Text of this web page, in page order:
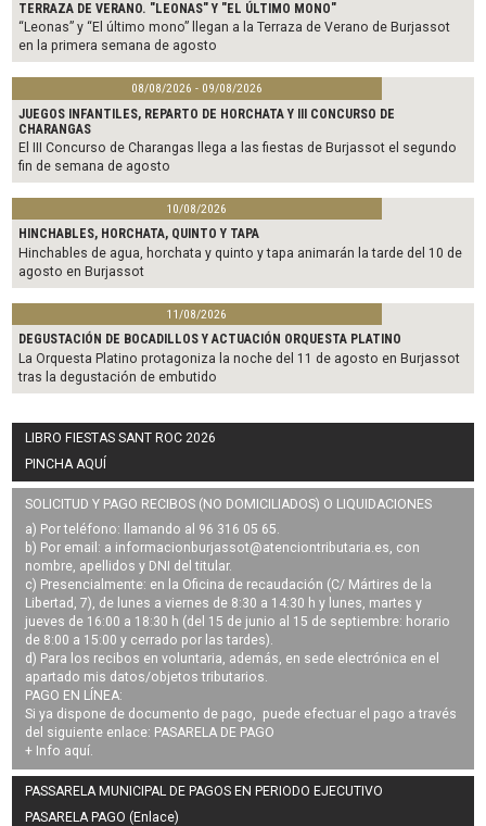
TERRAZA DE VERANO. "LEONAS" Y "EL ÚLTIMO MONO"
“Leonas” y “El último mono” llegan a la Terraza de Verano de Burjassot
en la primera semana de agosto
08/08/2026 - 09/08/2026
JUEGOS INFANTILES, REPARTO DE HORCHATA Y III CONCURSO DE
CHARANGAS
El III Concurso de Charangas llega a las fiestas de Burjassot el segundo
fin de semana de agosto
10/08/2026
HINCHABLES, HORCHATA, QUINTO Y TAPA
Hinchables de agua, horchata y quinto y tapa animarán la tarde del 10 de
agosto en Burjassot
11/08/2026
DEGUSTACIÓN DE BOCADILLOS Y ACTUACIÓN ORQUESTA PLATINO
La Orquesta Platino protagoniza la noche del 11 de agosto en Burjassot
tras la degustación de embutido
LIBRO FIESTAS SANT ROC 2026
PINCHA AQUÍ
SOLICITUD Y PAGO RECIBOS (NO DOMICILIADOS) O LIQUIDACIONES
a) Por teléfono: llamando al 96 316 05 65.
b) Por email: a informacionburjassot@atenciontributaria.es, con
nombre, apellidos y DNI del titular.
c) Presencialmente: en la Oficina de recaudación (C/ Mártires de la
Libertad, 7), de lunes a viernes de 8:30 a 14:30 h y lunes, martes y
jueves de 16:00 a 18:30 h (del 15 de junio al 15 de septiembre: horario
de 8:00 a 15:00 y cerrado por las tardes).
d) Para los recibos en voluntaria, además, en sede electrónica en el
apartado mis datos/objetos tributarios.
PAGO EN LÍNEA:
Si ya dispone de documento de pago, puede efectuar el pago a través
del siguiente enlace: PASARELA DE PAGO
+ Info aquí.
PASSARELA MUNICIPAL DE PAGOS EN PERIODO EJECUTIVO
PASARELA PAGO (Enlace)